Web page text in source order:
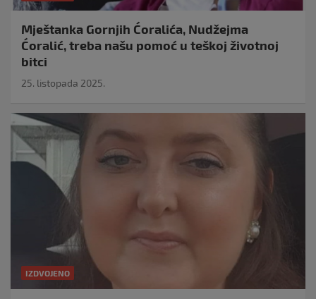
Mještanka Gornjih Ćoralića, Nudžejma
Ćoralić, treba našu pomoć u teškoj životnoj
bitci
25. listopada 2025.
IZDVOJENO